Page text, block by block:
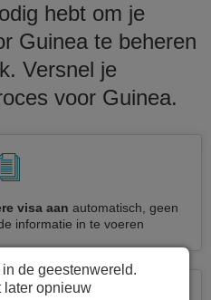
hebt om je
Guinea te beheren
Versnel je
voor Guinea.
visa aan automatisch, geen
informatie in te voeren
de geestenwereld.
later opnieuw